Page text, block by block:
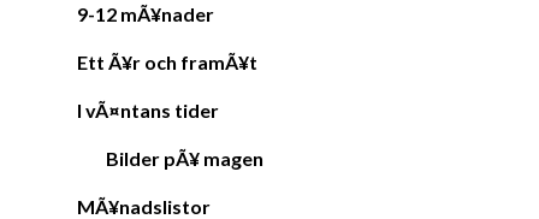
9-12 mÃ¥nader
Ett Ã¥r och framÃ¥t
I vÃ¤ntans tider
Bilder pÃ¥ magen
MÃ¥nadslistor